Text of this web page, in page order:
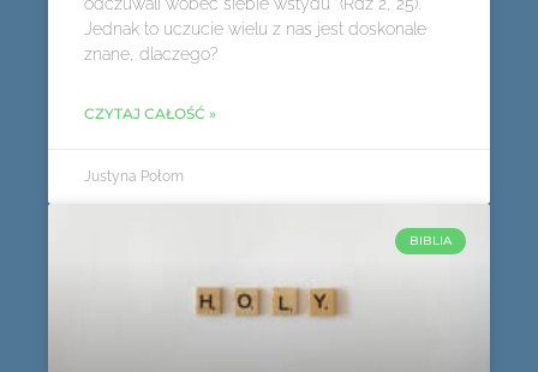
Jednak to uczucie wielu z nas jest doskonale
znane, dlaczego?
CZYTAJ CAŁOŚĆ »
Justyna Połom
BIBLIA